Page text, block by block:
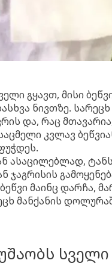
გყავთ, მისი
ნივთზე. სარეცხ
და, რაც
კვლავ
ასაცილებლად,
ჯაგრისის
მაინც დარჩა,
მანქანის